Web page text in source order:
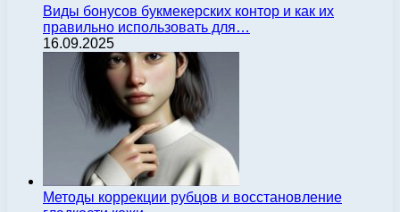
Виды бонусов букмекерских контор и как их
правильно использовать для…
16.09.2025
Методы коррекции рубцов и восстановление